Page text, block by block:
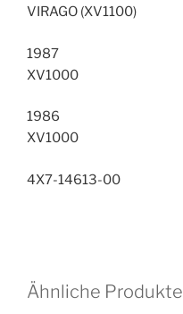
VIRAGO (XV1100)
1987
XV1000
1986
XV1000
4X7-14613-00
Ähnliche Produkte